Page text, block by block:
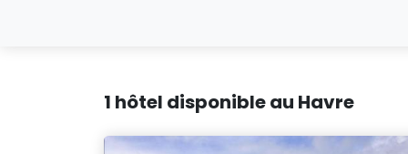
1 hôtel disponible au Havre